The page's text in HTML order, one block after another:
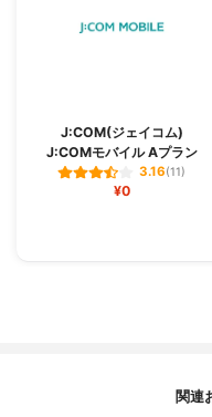
J:COM(ジェイコム)
J:COMモバイル Aプラン
3.16(11)
¥0
関連